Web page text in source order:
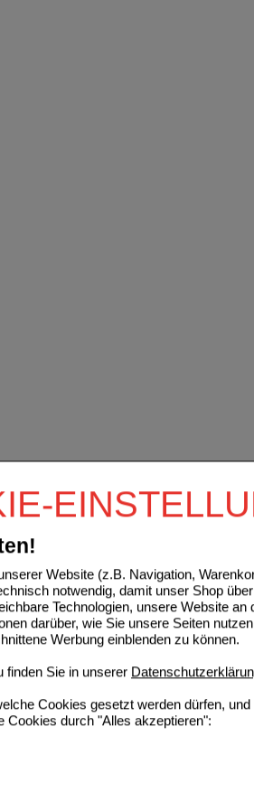
Website (z.B. Navigation,
notwendig, damit unser Shop
Technologien, unsere Website
darüber, wie Sie unsere Seiten
Werbung einblenden zu können.
finden Sie in unserer
Cookies gesetzt werden dürfen,
Cookies durch "Alles akzeptieren":